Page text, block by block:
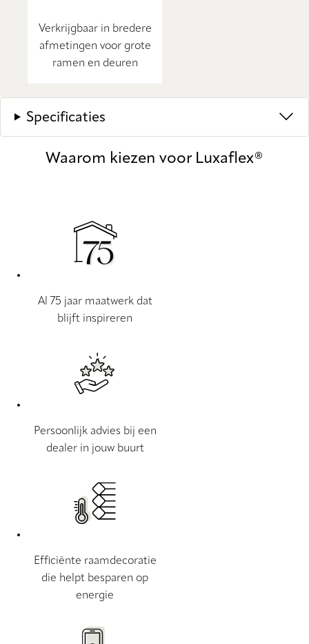
Verkrijgbaar in bredere
afmetingen voor grote
ramen en deuren
Specificaties
Waarom kiezen voor Luxaflex®
Al 75 jaar maatwerk dat
blijft inspireren
Persoonlijk advies bij een
dealer in jouw buurt
Efficiënte raamdecoratie
die helpt besparen op
energie